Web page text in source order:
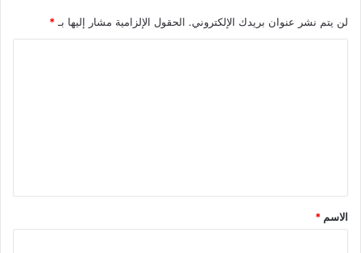
لن يتم نشر عنوان بريدك الإلكتروني. الحقول الإلزامية مشار إليها بـ *
ق
*
الاسم *